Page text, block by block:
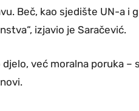
Beč, kao sjedište UN-a i
izjavio je Saračević.
već moralna poruka –